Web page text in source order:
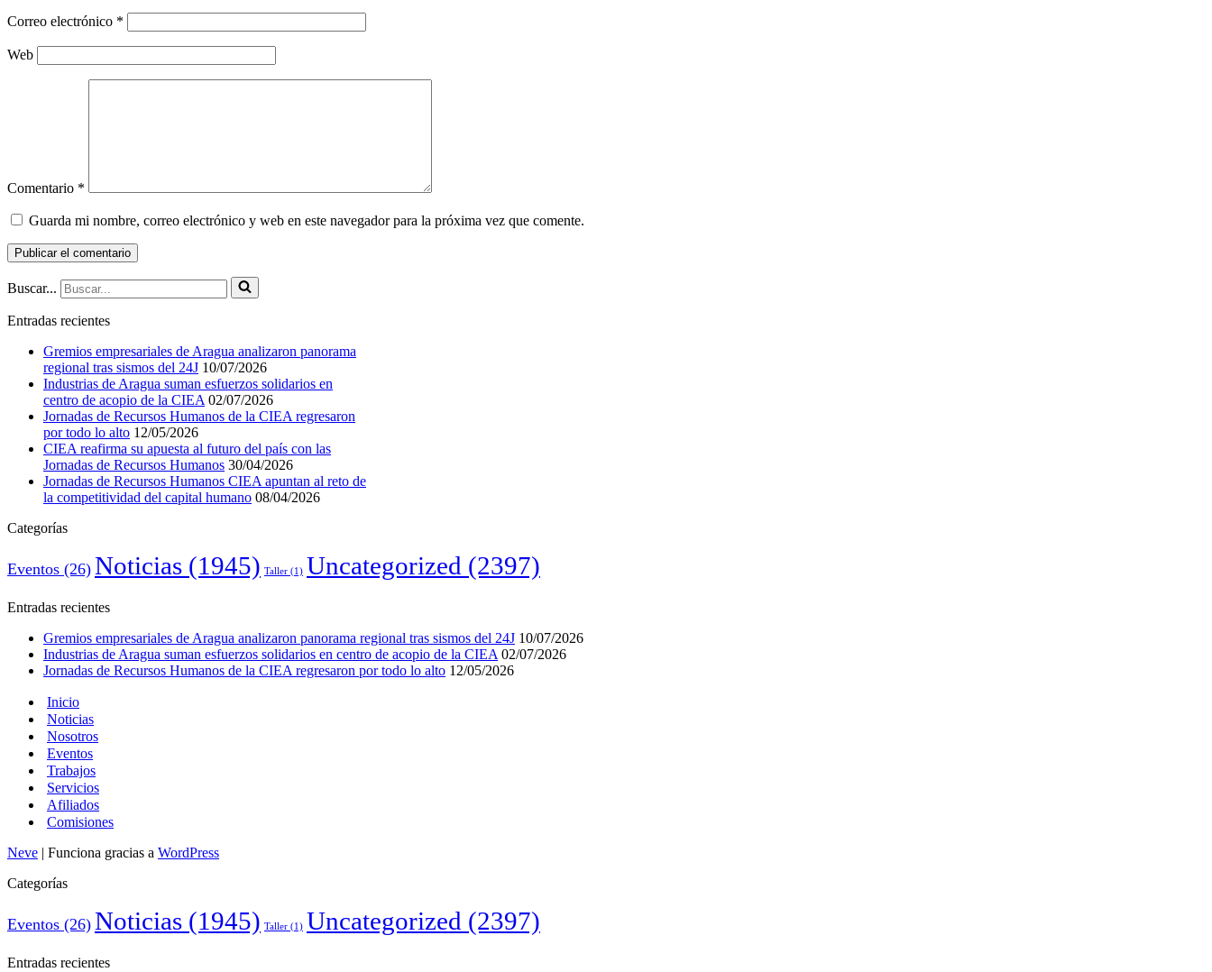
Correo electrónico *
Web
Comentario *
Guarda mi nombre, correo electrónico y web en este navegador para la próxima vez que comente.
Buscar...
Entradas recientes
Gremios empresariales de Aragua analizaron panorama
regional tras sismos del 24J 10/07/2026
Industrias de Aragua suman esfuerzos solidarios en
centro de acopio de la CIEA 02/07/2026
Jornadas de Recursos Humanos de la CIEA regresaron
por todo lo alto 12/05/2026
CIEA reafirma su apuesta al futuro del país con las
Jornadas de Recursos Humanos 30/04/2026
Jornadas de Recursos Humanos CIEA apuntan al reto de
la competitividad del capital humano 08/04/2026
Categorías
Eventos (26) Noticias (1945) Taller (1) Uncategorized (2397)
Entradas recientes
Gremios empresariales de Aragua analizaron panorama regional tras sismos del 24J 10/07/2026
Industrias de Aragua suman esfuerzos solidarios en centro de acopio de la CIEA 02/07/2026
Jornadas de Recursos Humanos de la CIEA regresaron por todo lo alto 12/05/2026
Inicio
Noticias
Nosotros
Eventos
Trabajos
Servicios
Afiliados
Comisiones
Neve | Funciona gracias a WordPress
Categorías
Eventos (26) Noticias (1945) Taller (1) Uncategorized (2397)
Entradas recientes